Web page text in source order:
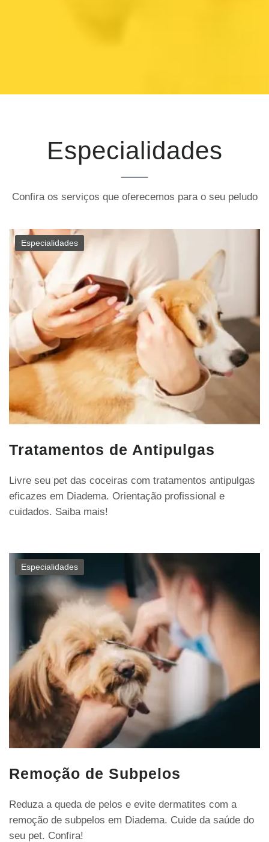
Especialidades
Confira os serviços que oferecemos para o seu peludo
Especialidades
Tratamentos de Antipulgas
Livre seu pet das coceiras com tratamentos antipulgas
eficazes em Diadema. Orientação profissional e
cuidados. Saiba mais!
Especialidades
Remoção de Subpelos
Reduza a queda de pelos e evite dermatites com a
remoção de subpelos em Diadema. Cuide da saúde do
seu pet. Confira!